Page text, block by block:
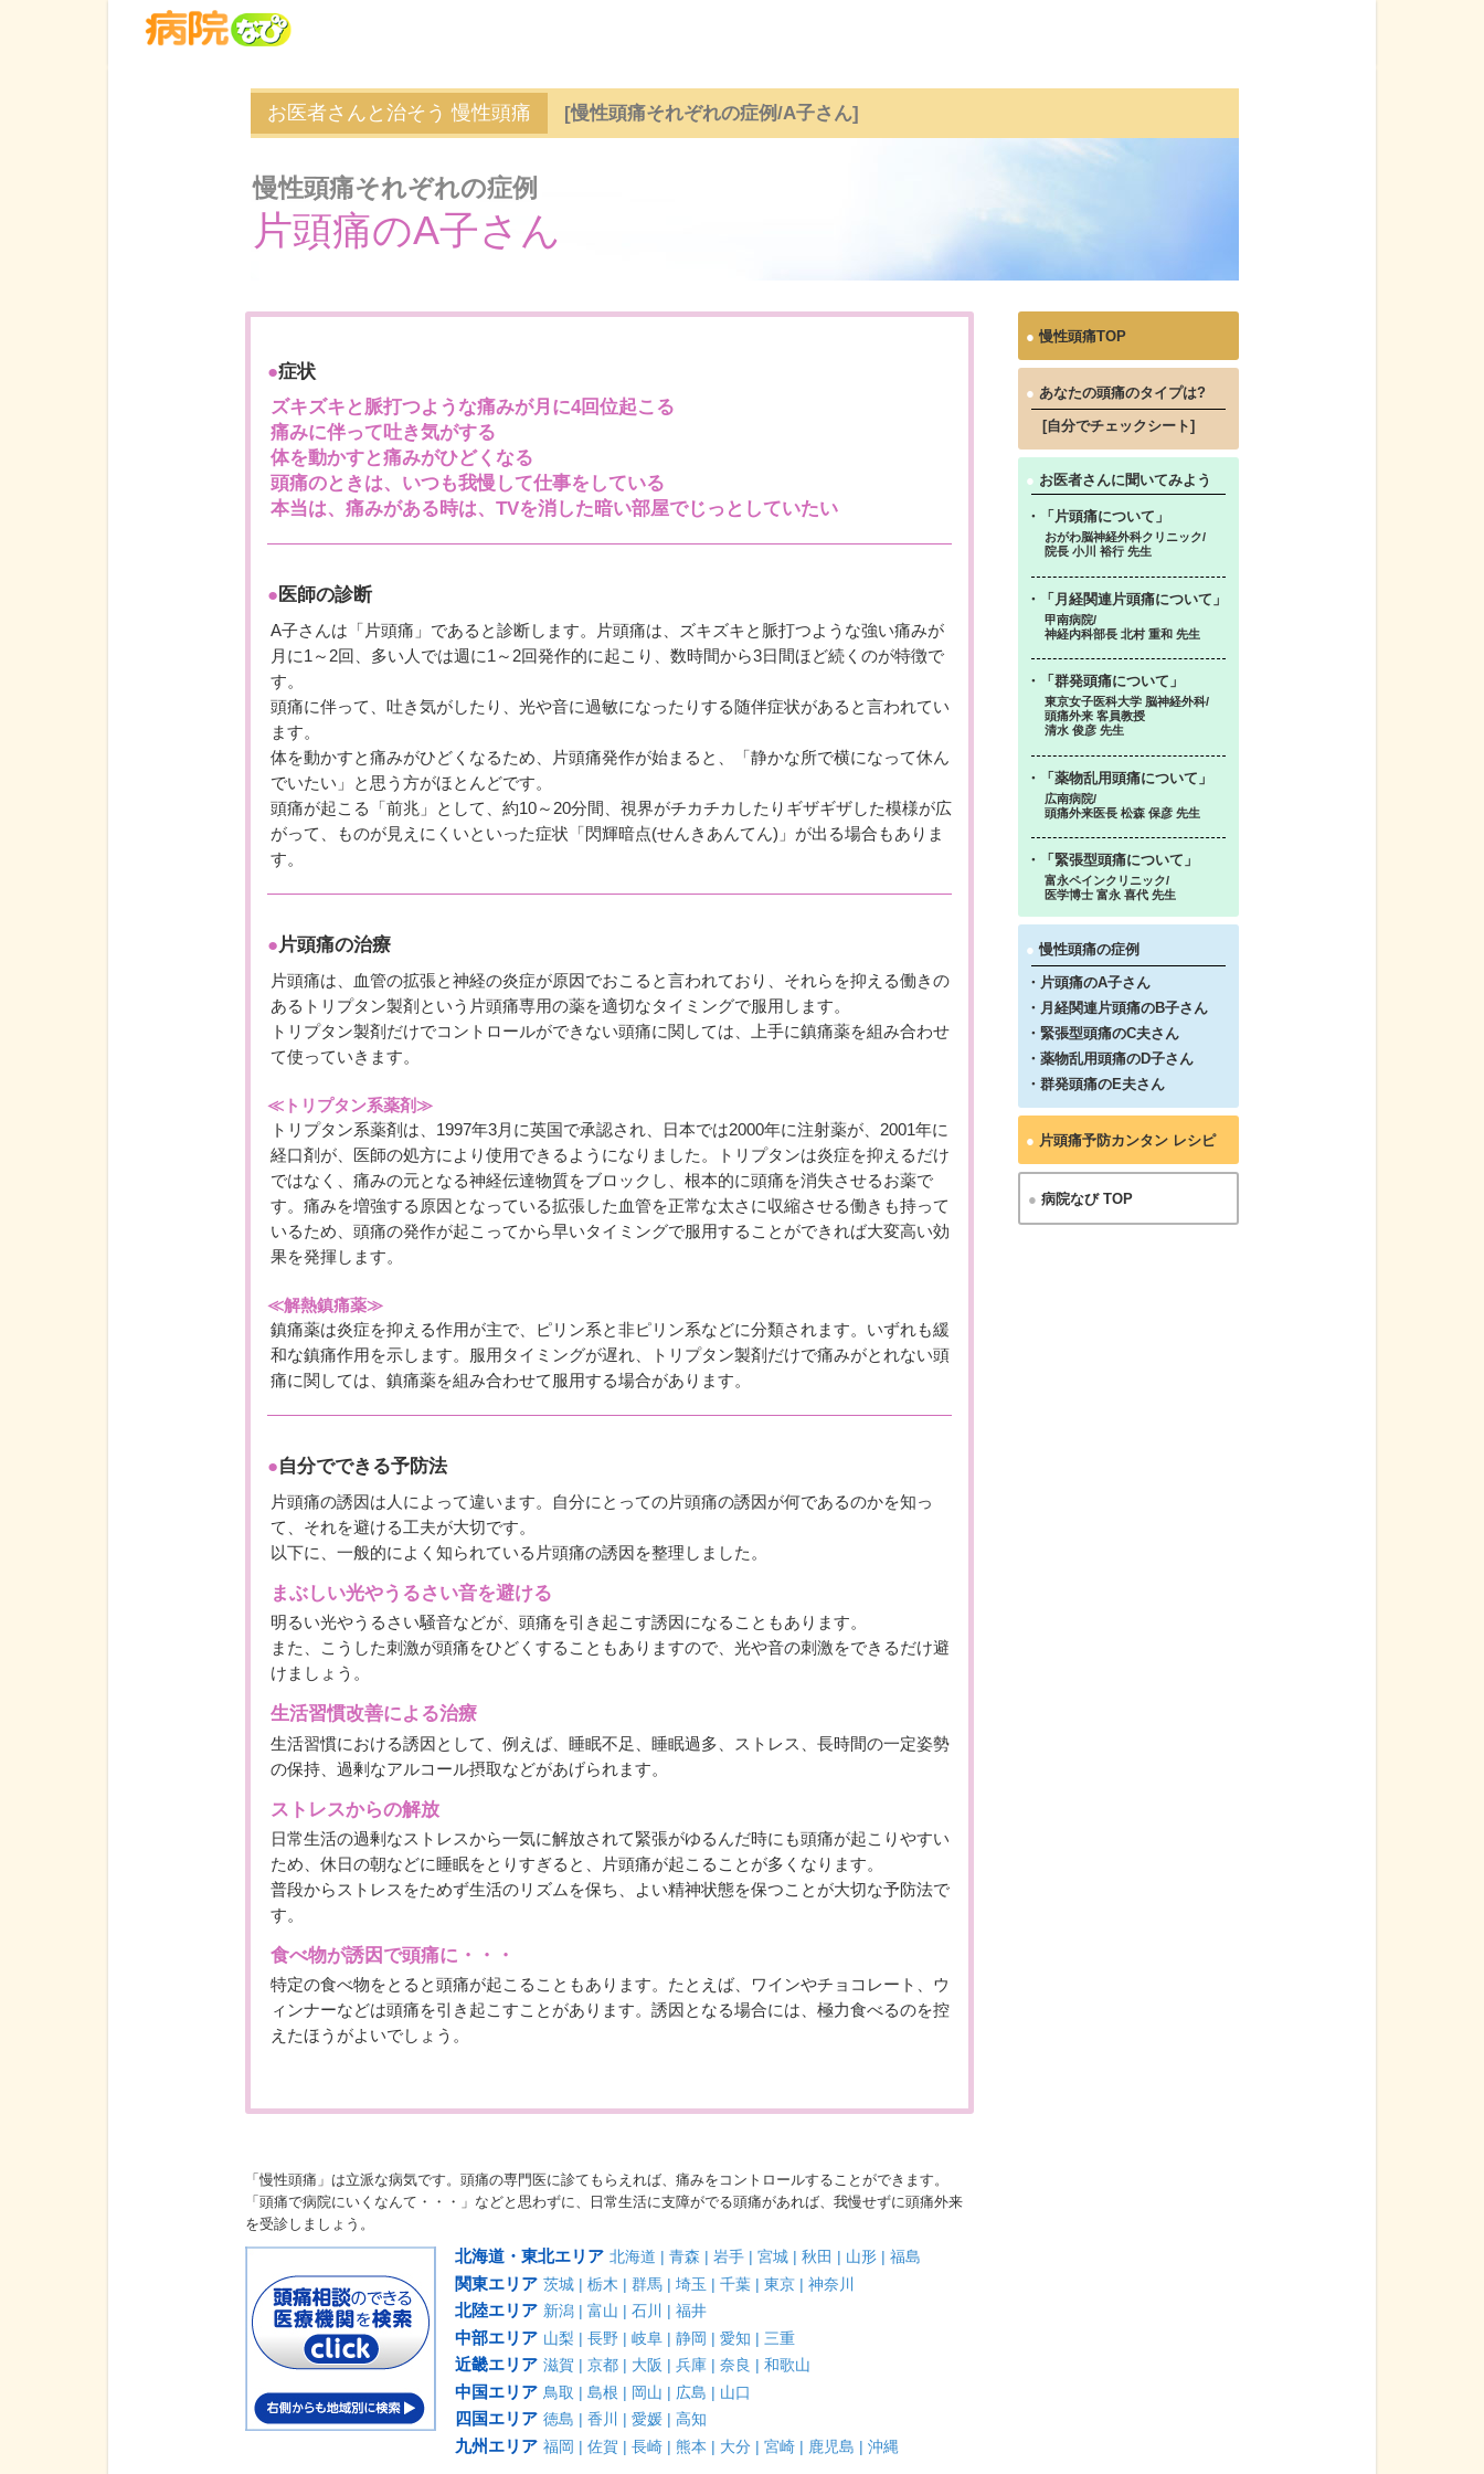
お医者さんと治そう 慢性頭痛 [慢性頭痛それぞれの症例/A子さん]
慢性頭痛それぞれの症例
片頭痛のA子さん
●症状
ズキズキと脈打つような痛みが月に4回位起こる
痛みに伴って吐き気がする
体を動かすと痛みがひどくなる
頭痛のときは、いつも我慢して仕事をしている
本当は、痛みがある時は、TVを消した暗い部屋でじっとしていたい
● 医師の診断
A子さんは「片頭痛」であると診断します。片頭痛は、ズキズキと脈打つような強い痛みが
月に1～2回、多い人では週に1～2回発作的に起こり、数時間から3日間ほど続くのが特徴で
す。
頭痛に伴って、吐き気がしたり、光や音に過敏になったりする随伴症状があると言われてい
ます。
体を動かすと痛みがひどくなるため、片頭痛発作が始まると、「静かな所で横になって休ん
でいたい」と思う方がほとんどです。
頭痛が起こる「前兆」として、約10～20分間、視界がチカチカしたりギザギザした模様が広
がって、ものが見えにくいといった症状「閃輝暗点(せんきあんてん)」が出る場合もありま
す。
●片頭痛の治療
片頭痛は、血管の拡張と神経の炎症が原因でおこると言われており、それらを抑える働きの
あるトリプタン製剤という片頭痛専用の薬を適切なタイミングで服用します。
トリプタン製剤だけでコントロールができない頭痛に関しては、上手に鎮痛薬を組み合わせ
て使っていきます。
≪トリプタン系薬剤≫
トリプタン系薬剤は、1997年3月に英国で承認され、日本では2000年に注射薬が、2001年に
経口剤が、医師の処方により使用できるようになりました。トリプタンは炎症を抑えるだけ
ではなく、痛みの元となる神経伝達物質をブロックし、根本的に頭痛を消失させるお薬で
す。痛みを増強する原因となっている拡張した血管を正常な太さに収縮させる働きも持って
いるため、頭痛の発作が起こってから早いタイミングで服用することができれば大変高い効
果を発揮します。
≪解熱鎮痛薬≫
鎮痛薬は炎症を抑える作用が主で、ピリン系と非ピリン系などに分類されます。いずれも緩
和な鎮痛作用を示します。服用タイミングが遅れ、トリプタン製剤だけで痛みがとれない頭
痛に関しては、鎮痛薬を組み合わせて服用する場合があります。
●自分でできる予防法
片頭痛の誘因は人によって違います。自分にとっての片頭痛の誘因が何であるのかを知っ
て、それを避ける工夫が大切です。
以下に、一般的によく知られている片頭痛の誘因を整理しました。
まぶしい光やうるさい音を避ける
明るい光やうるさい騒音などが、頭痛を引き起こす誘因になることもあります。
また、こうした刺激が頭痛をひどくすることもありますので、光や音の刺激をできるだけ避
けましょう。
生活習慣改善による治療
生活習慣における誘因として、例えば、睡眠不足、睡眠過多、ストレス、長時間の一定姿勢
の保持、過剰なアルコール摂取などがあげられます。
ストレスからの解放
日常生活の過剰なストレスから一気に解放されて緊張がゆるんだ時にも頭痛が起こりやすい
ため、休日の朝などに睡眠をとりすぎると、片頭痛が起こることが多くなります。
普段からストレスをためず生活のリズムを保ち、よい精神状態を保つことが大切な予防法で
す。
食べ物が誘因で頭痛に・・・
特定の食べ物をとると頭痛が起こることもあります。たとえば、ワインやチョコレート、ウ
ィンナーなどは頭痛を引き起こすことがあります。誘因となる場合には、極力食べるのを控
えたほうがよいでしょう。
「慢性頭痛」は立派な病気です。頭痛の専門医に診てもらえれば、痛みをコントロールすることができます。
「頭痛で病院にいくなんて・・・」などと思わずに、日常生活に支障がでる頭痛があれば、我慢せずに頭痛外来
を受診しましょう。
北海道・東北エリア 北海道 青森 岩手 宮城 秋田 山形 福島
関東エリア 茨城 栃木 群馬 埼玉 千葉 東京 神奈川
北陸エリア 新潟 富山 石川 福井
中部エリア 山梨 長野 岐阜 静岡 愛知 三重
近畿エリア 滋賀 京都 大阪 兵庫 奈良 和歌山
中国エリア 鳥取 島根 岡山 広島 山口
四国エリア 徳島 香川 愛媛 高知
九州エリア 福岡 佐賀 長崎 熊本 大分 宮崎 鹿児島 沖縄
● 慢性頭痛TOP
● あなたの頭痛のタイプは?
[自分でチェックシート]
● お医者さんに聞いてみよう
・「片頭痛について」
おがわ脳神経外科クリニック/
院長 小川 裕行 先生
・「月経関連片頭痛について」
甲南病院/
神経内科部長 北村 重和 先生
・「群発頭痛について」
東京女子医科大学 脳神経外科/
頭痛外来 客員教授
清水 俊彦 先生
・「薬物乱用頭痛について」
広南病院/
頭痛外来医長 松森 保彦 先生
・「緊張型頭痛について」
富永ペインクリニック/
医学博士 富永 喜代 先生
● 慢性頭痛の症例
・片頭痛のA子さん
・月経関連片頭痛のB子さん
・緊張型頭痛のC夫さん
・薬物乱用頭痛のD子さん
・群発頭痛のE夫さん
● 片頭痛予防カンタン レシピ
● 病院なび TOP